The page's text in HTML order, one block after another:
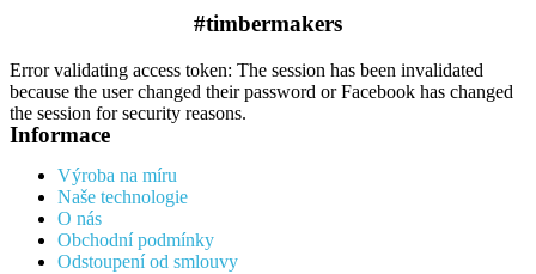
#timbermakers​
Error validating access token: The session has been invalidated
because the user changed their password or Facebook has changed
the session for security reasons.
Informace
Výroba na míru
Naše technologie
O nás
Obchodní podmínky
Odstoupení od smlouvy